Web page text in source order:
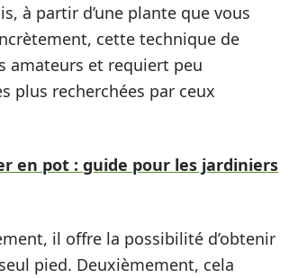
à partir d’une plante que vous
cette technique de
amateurs et requiert peu
plus recherchées par ceux
en pot : guide pour les jardiniers
il offre la possibilité d’obtenir
pied. Deuxièmement, cela